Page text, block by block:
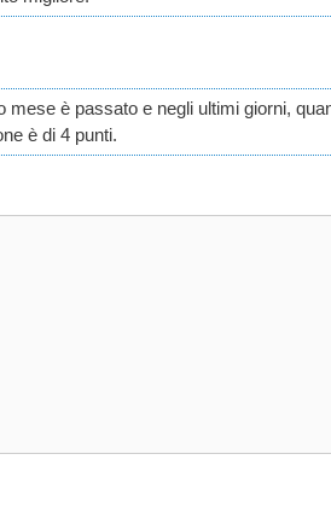
è passato e negli ultimi giorni,
è di 4 punti.